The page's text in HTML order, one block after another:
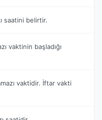
saatini belirtir.
vaktinin başladığı
vaktidir. İftar vakti